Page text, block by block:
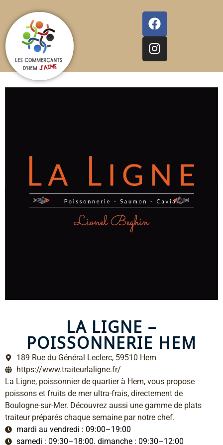
LA LIGNE –
POISSONNERIE HEM
189 Rue du Général Leclerc, 59510 Hem
https://www.traiteurlaligne.fr/
La Ligne, poissonnier de quartier à Hem, vous propose
poissons et fruits de mer ultra-frais, directement de
Boulogne-sur-Mer. Découvrez aussi une gamme de plats
traiteur préparés chaque semaine par notre chef.
mardi au vendredi : 09:00–19:00
samedi : 09:30–18:00. dimanche : 09:30–12:00